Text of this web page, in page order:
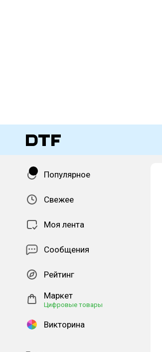
Популярное
Свежее
Моя лента
Сообщения
Рейтинг
Маркет
Цифровые товары
Викторина